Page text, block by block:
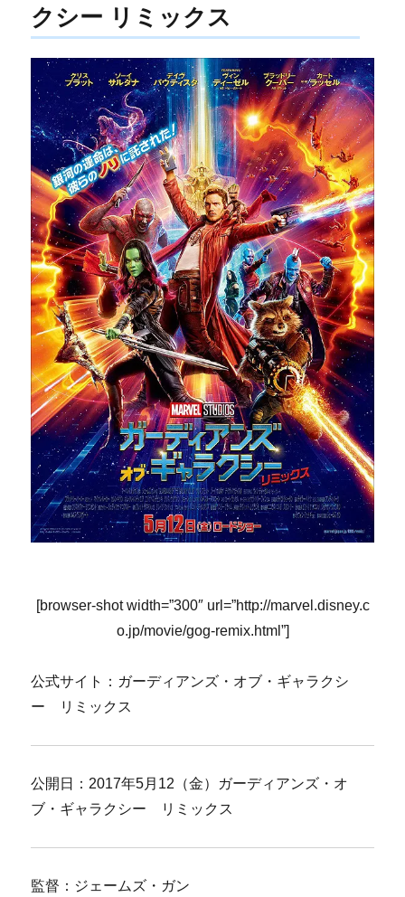
クシー リミックス
[browser-shot width=”300″ url=”http://marvel.disney.c
o.jp/movie/gog-remix.html”]
公式サイト：ガーディアンズ・オブ・ギャラクシ
ー リミックス
公開日：2017年5月12（金）ガーディアンズ・オ
ブ・ギャラクシー リミックス
監督：ジェームズ・ガン